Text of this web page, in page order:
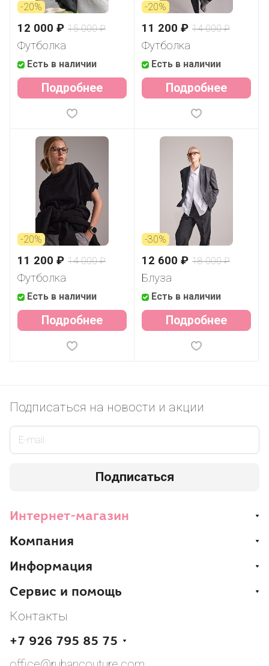
-20%
12 000 ₽ 15 000 ₽
Футболка
Есть в наличии
Подробнее
-20%
11 200 ₽ 14 000 ₽
Футболка
Есть в наличии
Подробнее
-20%
11 200 ₽ 14 000 ₽
Футболка
Есть в наличии
Подробнее
-30%
12 600 ₽ 18 000 ₽
Блуза
Есть в наличии
Подробнее
Подписаться на новости и акции
Подписаться
Интернет-магазин
Компания
Информация
Сервис и помощь
Контакты
+7 926 795 85 75